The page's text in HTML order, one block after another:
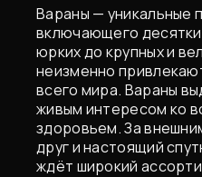
Вараны — уникальные
включающего
юрких до крупных и
неизменно
всего мира. Вараны
живым интересом ко
здоровьем. За
друг и настоящий
ждёт широкий